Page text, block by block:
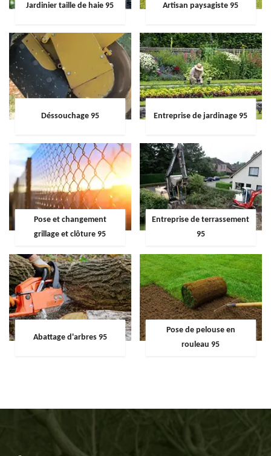
Jardinier taille de haie 95 Artisan paysagiste 95
Déssouchage 95 Entreprise de jardinage 95
Pose et changement
grillage et clôture 95
Entreprise de terrassement
95
Abattage d'arbres 95
Pose de pelouse en
rouleau 95